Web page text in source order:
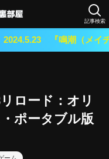
記事検索
チョウ）』期待のオープ
ロード：オリ
ポータブル版